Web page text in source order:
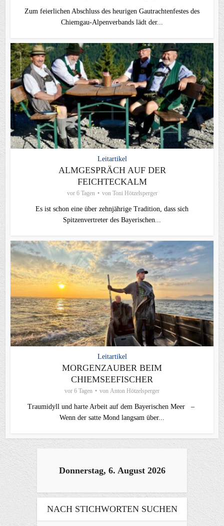
Zum feierlichen Abschluss des heurigen Gautrachtenfestes des
Chiemgau‑Alpenverbands lädt der...
Leitartikel
ALMGESPRÄCH AUF DER
FEICHTECKALM
vor 6 Tagen von Toni Hötzelsperger
Es ist schon eine über zehnjährige Tradition, dass sich
Spitzenvertreter des Bayerischen...
Leitartikel
MORGENZAUBER BEIM
CHIEMSEEFISCHER
vor 6 Tagen von Anton Hötzelsperger
Traumidyll und harte Arbeit auf dem Bayerischen Meer –
Wenn der satte Mond langsam über...
Donnerstag, 6. August 2026
NACH STICHWORTEN SUCHEN